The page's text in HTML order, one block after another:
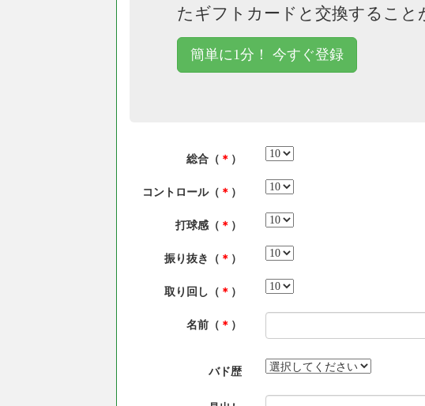
たギフトカードと交換すること
簡単に1分！ 今すぐ登録
総合（ ＊ ）
コントロール（ ＊ ）
打球感（ ＊ ）
振り抜き（ ＊ ）
取り回し（ ＊ ）
名前（ ＊ ）
バド歴